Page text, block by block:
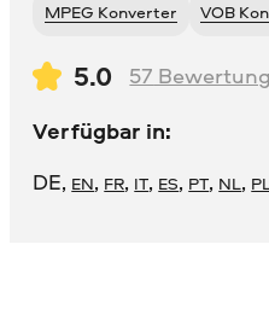
MPEG Konverter VOB
5.0 57
Verfügbar in:
DE, EN, FR, IT, ES, PT, NL,